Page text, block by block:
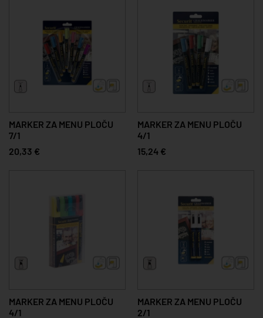
MARKER ZA MENU PLOČU
7/1
20,33 €
MARKER ZA MENU PLOČU
4/1
15,24 €
MARKER ZA MENU PLOČU
4/1
MARKER ZA MENU PLOČU
2/1